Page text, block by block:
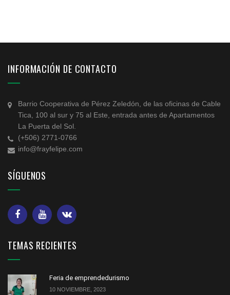
INFORMACIÓN DE CONTACTO
Barrio Cooperativa de Pérez Zeledón, de las oficinas de Cable
Tica, 100 al sur y 75 al Este, entrada antes de Apartamentos
La Puerta del Sol.
(+506) 2771-0766
info@frayfelipe.com
SÍGUENOS
TEMAS RECIENTES
Feria de emprendedurismo
10 NOVIEMBRE, 2023